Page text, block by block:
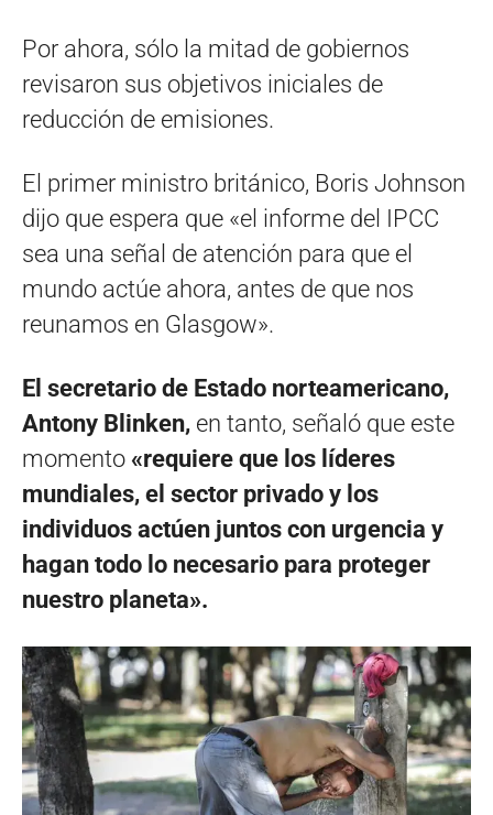
Por ahora, sólo la mitad de gobiernos
revisaron sus objetivos iniciales de
reducción de emisiones.
El primer ministro británico, Boris Johnson
dijo que espera que «el informe del IPCC
sea una señal de atención para que el
mundo actúe ahora, antes de que nos
reunamos en Glasgow».
El secretario de Estado norteamericano,
Antony Blinken, en tanto, señaló que este
momento «requiere que los líderes
mundiales, el sector privado y los
individuos actúen juntos con urgencia y
hagan todo lo necesario para proteger
nuestro planeta».